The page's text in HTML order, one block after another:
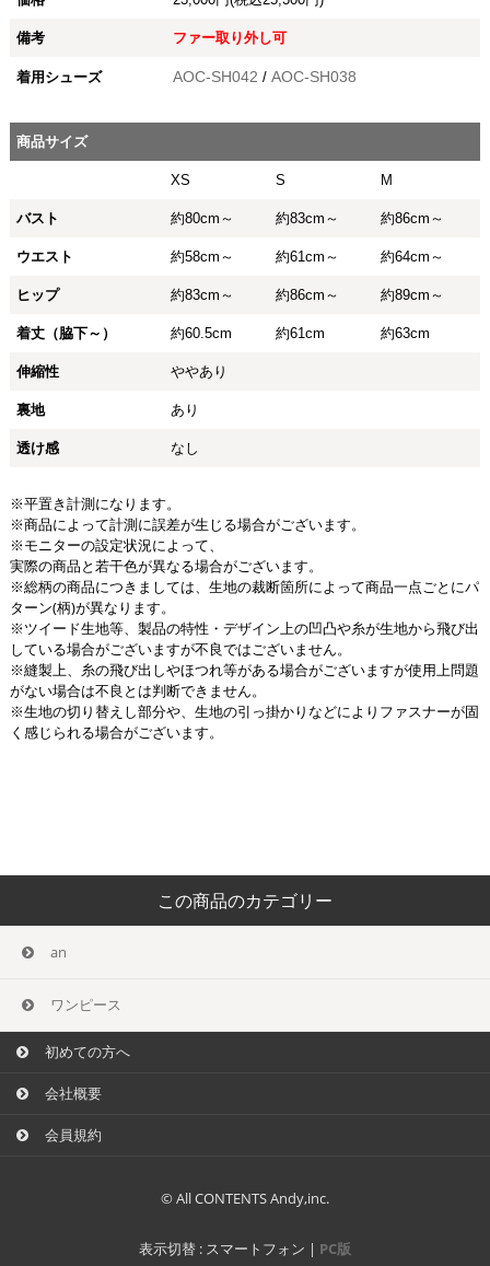
備考 ファー取り外し可
着用シューズ AOC-SH042 / AOC-SH038
商品サイズ
XS S M
バスト 約80cm～ 約83cm～ 約86cm～
ウエスト 約58cm～ 約61cm～ 約64cm～
ヒップ 約83cm～ 約86cm～ 約89cm～
着丈（脇下～） 約60.5cm 約61cm 約63cm
伸縮性 ややあり
裏地 あり
透け感 なし
※平置き計測になります。
※商品によって計測に誤差が生じる場合がございます。
※モニターの設定状況によって、
実際の商品と若干色が異なる場合がございます。
※総柄の商品につきましては、生地の裁断箇所によって商品一点ごとにパ
ターン(柄)が異なります。
※ツイード生地等、製品の特性・デザイン上の凹凸や糸が生地から飛び出
している場合がございますが不良ではございません。
※縫製上、糸の飛び出しやほつれ等がある場合がございますが使用上問題
がない場合は不良とは判断できません。
※生地の切り替えし部分や、生地の引っ掛かりなどによりファスナーが固
く感じられる場合がございます。
この商品のカテゴリー
an
ワンピース
初めての方へ
会社概要
会員規約
© All CONTENTS Andy,inc.
表示切替 : スマートフォン | PC版